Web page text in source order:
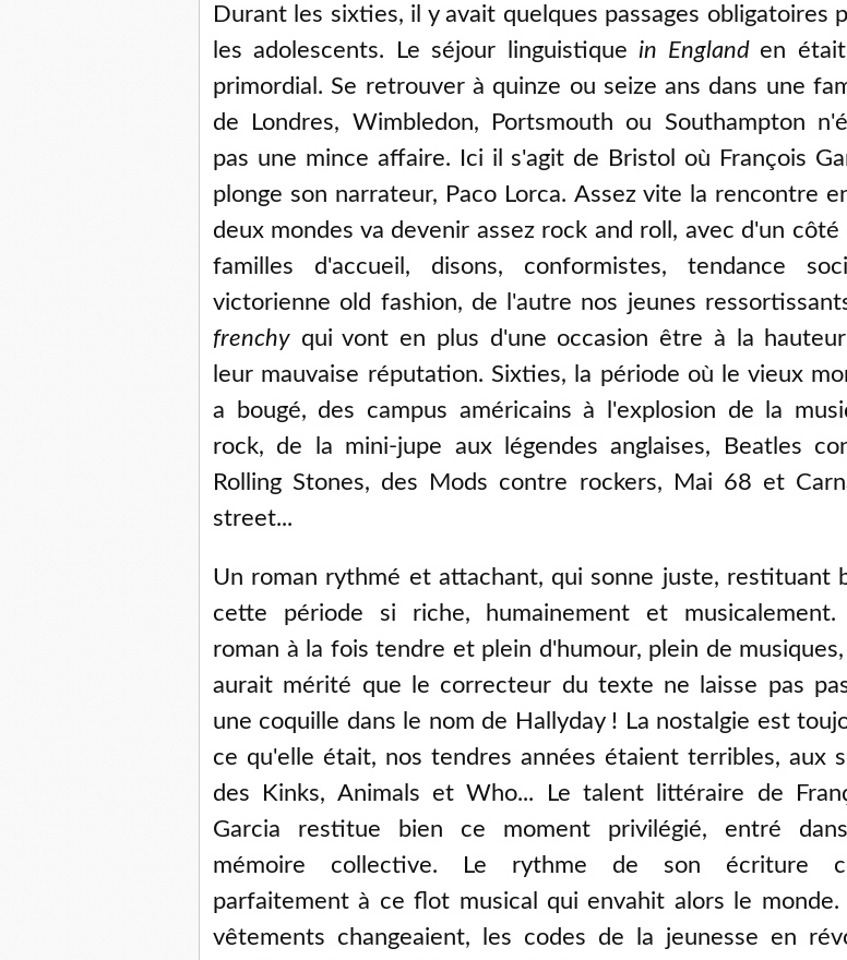
Durant les sixties, il y avait quelques passages obligatoires
les adolescents. Le séjour linguistique in England en
primordial. Se retrouver à quinze ou seize ans dans une
de Londres, Wimbledon, Portsmouth ou Southampton
pas une mince affaire. Ici il s'agit de Bristol où François
plonge son narrateur, Paco Lorca. Assez vite la rencontre
deux mondes va devenir assez rock and roll, avec d'un côté
familles d'accueil, disons, conformistes, tendance
victorienne old fashion, de l'autre nos jeunes
frenchy qui vont en plus d'une occasion être à la
leur mauvaise réputation. Sixties, la période où le vieux
a bougé, des campus américains à l'explosion de la
rock, de la mini-jupe aux légendes anglaises, Beatles
Rolling Stones, des Mods contre rockers, Mai 68 et
street...
Un roman rythmé et attachant, qui sonne juste, restituant
cette période si riche, humainement et musicalement.
roman à la fois tendre et plein d'humour, plein de
aurait mérité que le correcteur du texte ne laisse pas
une coquille dans le nom de Hallyday ! La nostalgie est
ce qu'elle était, nos tendres années étaient terribles, aux
des Kinks, Animals et Who... Le talent littéraire de
Garcia restitue bien ce moment privilégié, entré
mémoire collective. Le rythme de son écriture
parfaitement à ce flot musical qui envahit alors le monde.
vêtements changeaient, les codes de la jeunesse en